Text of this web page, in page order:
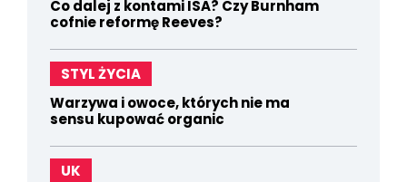
Co dalej z kontami ISA? Czy Burnham
cofnie reformę Reeves?
STYL ŻYCIA
Warzywa i owoce, których nie ma
sensu kupować organic
UK